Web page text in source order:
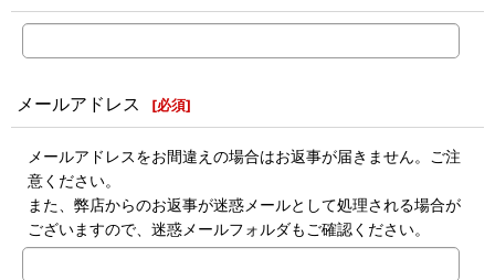
メールアドレス [必須]
メールアドレスをお間違えの場合はお返事が届きません。ご注
意ください。
また、弊店からのお返事が迷惑メールとして処理される場合が
ございますので、迷惑メールフォルダもご確認ください。